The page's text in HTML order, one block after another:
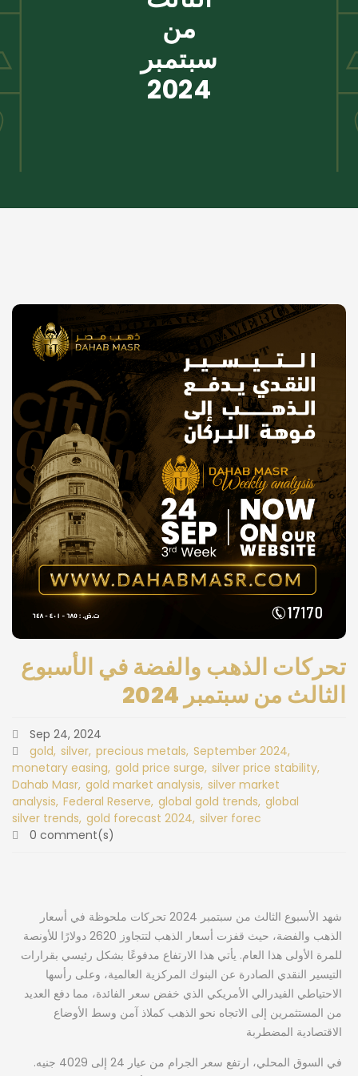
من
سبتمبر
2024
تحركات الذهب والفضة في الأسبوع
الثالث من سبتمبر 2024
Sep 24, 2024
gold silver precious metals September 2024
monetary easing gold price surge silver price stability
Dahab Masr gold market analysis silver market
analysis Federal Reserve global gold trends global
silver trends gold forecast 2024 silver forec
0 comment(s)
شهد الأسبوع الثالث من سبتمبر 2024 تحركات ملحوظة في أسعار
الذهب والفضة، حيث قفزت أسعار الذهب لتتجاوز 2620 دولارًا للأونصة
للمرة الأولى هذا العام. يأتي هذا الارتفاع مدفوعًا بشكل رئيسي بقرارات
التيسير النقدي الصادرة عن البنوك المركزية العالمية، وعلى رأسها
الاحتياطي الفيدرالي الأمريكي الذي خفض سعر الفائدة، مما دفع العديد
من المستثمرين إلى الاتجاه نحو الذهب كملاذ آمن وسط الأوضاع
الاقتصادية المضطربة
.في السوق المحلي، ارتفع سعر الجرام من عيار 24 إلى 4029 جنيه